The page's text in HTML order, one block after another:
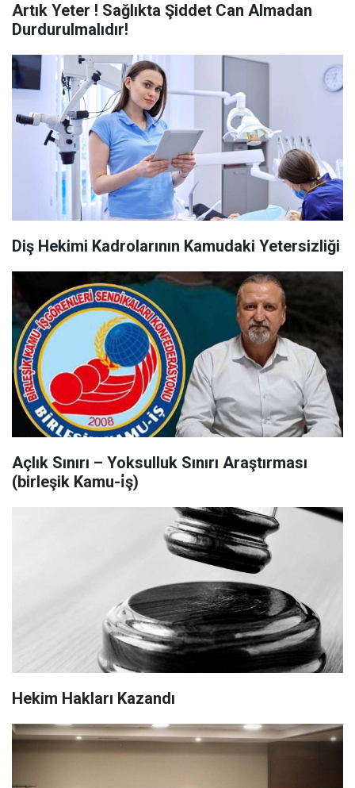
Artık Yeter ! Sağlıkta Şiddet Can Almadan
Durdurulmalıdır!
Diş Hekimi Kadrolarının Kamudaki Yetersizliği
Açlık Sınırı – Yoksulluk Sınırı Araştırması
(birleşik Kamu-i̇ş)
Hekim Hakları Kazandı